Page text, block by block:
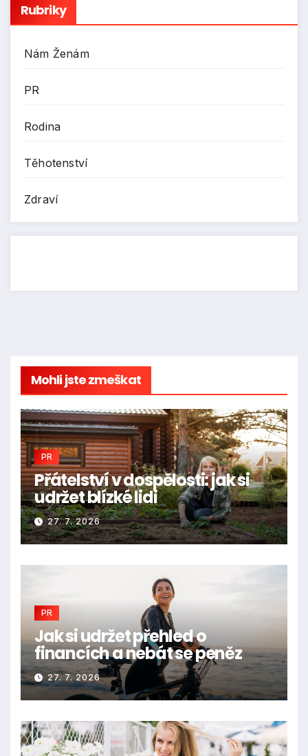
Rubriky
Nám Ženám
PR
Rodina
Těhotenství
Zdraví
Mohli jste zmeškat
PR
Přátelství v dospělosti: jak si
udržet blízké lidi
27. 7. 2026
PR
Jak si udržet přehled o
financích a nebát se peněz
27. 7. 2026